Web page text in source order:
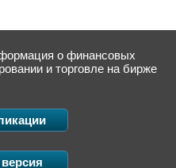
о финансовых
и торговле на бирже